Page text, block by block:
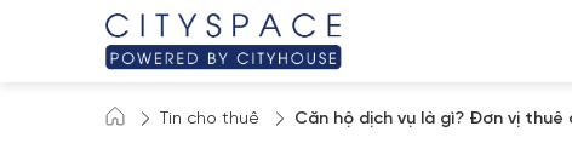
Tin cho thuê Căn hộ dịch vụ là gì? Đơn vị thuê